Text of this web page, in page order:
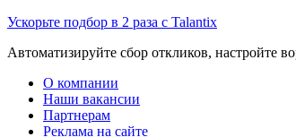
Ускорьте подбор в 2 раза с Talantix
Автоматизируйте сбор откликов, настройте
О компании
Наши вакансии
Партнерам
Реклама на сайте